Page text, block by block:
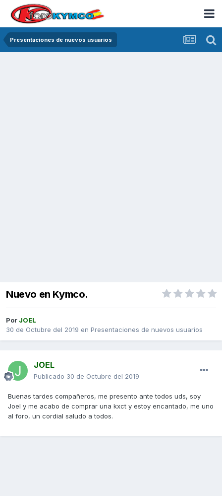
Presentaciones de nuevos usuarios
Nuevo en Kymco.
Por JOEL
30 de Octubre del 2019 en Presentaciones de nuevos usuarios
JOEL
Publicado 30 de Octubre del 2019
Buenas tardes compañeros, me presento ante todos uds, soy
Joel y me acabo de comprar una kxct y estoy encantado, me uno
al foro, un cordial saludo a todos.